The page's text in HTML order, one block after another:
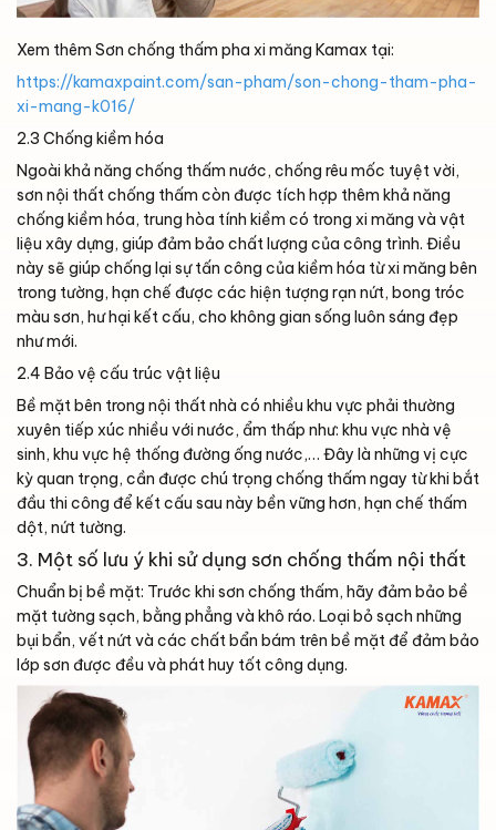
Xem thêm Sơn chống thấm pha xi măng Kamax tại:
https://kamaxpaint.com/san-pham/son-chong-tham-pha-
xi-mang-k016/
2.3 Chống kiềm hóa
Ngoài khả năng chống thấm nước, chống rêu mốc tuyệt vời,
sơn nội thất chống thấm còn được tích hợp thêm khả năng
chống kiềm hóa, trung hòa tính kiềm có trong xi măng và vật
liệu xây dựng, giúp đảm bảo chất lượng của công trình. Điều
này sẽ giúp chống lại sự tấn công của kiềm hóa từ xi măng bên
trong tường, hạn chế được các hiện tượng rạn nứt, bong tróc
màu sơn, hư hại kết cấu, cho không gian sống luôn sáng đẹp
như mới.
2.4 Bảo vệ cấu trúc vật liệu
Bề mặt bên trong nội thất nhà có nhiều khu vực phải thường
xuyên tiếp xúc nhiều với nước, ẩm thấp như: khu vực nhà vệ
sinh, khu vực hệ thống đường ống nước,… Đây là những vị cực
kỳ quan trọng, cần được chú trọng chống thấm ngay từ khi bắt
đầu thi công để kết cấu sau này bền vững hơn, hạn chế thấm
dột, nứt tường.
3. Một số lưu ý khi sử dụng sơn chống thấm nội thất
Chuẩn bị bề mặt: Trước khi sơn chống thấm, hãy đảm bảo bề
mặt tường sạch, bằng phẳng và khô ráo. Loại bỏ sạch những
bụi bẩn, vết nứt và các chất bẩn bám trên bề mặt để đảm bảo
lớp sơn được đều và phát huy tốt công dụng.